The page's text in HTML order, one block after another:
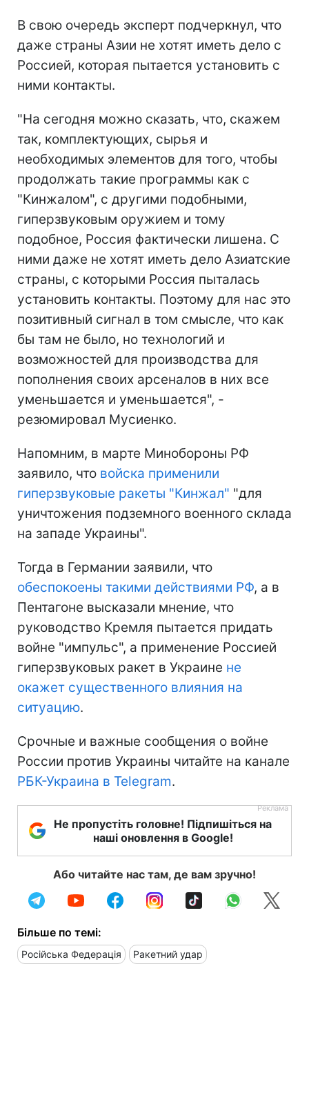
В свою очередь эксперт подчеркнул, что
даже страны Азии не хотят иметь дело с
Россией, которая пытается установить с
ними контакты.
"На сегодня можно сказать, что, скажем
так, комплектующих, сырья и
необходимых элементов для того, чтобы
продолжать такие программы как с
"Кинжалом", с другими подобными,
гиперзвуковым оружием и тому
подобное, Россия фактически лишена. С
ними даже не хотят иметь дело Азиатские
страны, с которыми Россия пыталась
установить контакты. Поэтому для нас это
позитивный сигнал в том смысле, что как
бы там не было, но технологий и
возможностей для производства для
пополнения своих арсеналов в них все
уменьшается и уменьшается", -
резюмировал Мусиенко.
Напомним, в марте Минобороны РФ
заявило, что войска применили
гиперзвуковые ракеты "Кинжал" "для
уничтожения подземного военного склада
на западе Украины".
Тогда в Германии заявили, что
обеспокоены такими действиями РФ, а в
Пентагоне высказали мнение, что
руководство Кремля пытается придать
войне "импульс", а применение Россией
гиперзвуковых ракет в Украине не
окажет существенного влияния на
ситуацию.
Срочные и важные сообщения о войне
России против Украины читайте на канале
РБК-Украина в Telegram.
Не пропустіть головне! Підпишіться на
наші оновлення в Google!
Або читайте нас там, де вам зручно!
Більше по темі:
Російська Федерація Ракетний удар